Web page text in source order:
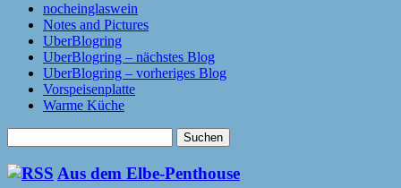
nocheinglaswein
Notes and Pictures
UberBlogring
UberBlogring – nächstes Blog
UberBlogring – vorheriges Blog
Vorspeisenplatte
Warme Küche
nach:
Aus dem Elbe-Penthouse